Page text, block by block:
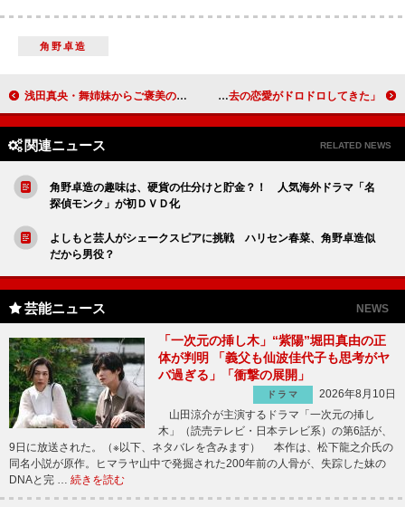
角野卓造
浅田真央・舞姉妹からご褒美のキス 「仲のいい親友みたいな感じ」 演出家・錦織一清、灰皿投げた！？ 「過去の恋愛がドロドロしてきた」
関連ニュース RELATED NEWS
角野卓造の趣味は、硬貨の仕分けと貯金？！ 人気海外ドラマ「名
探偵モンク」が初ＤＶＤ化
よしもと芸人がシェークスピアに挑戦 ハリセン春菜、角野卓造似
だから男役？
芸能ニュース NEWS
「一次元の挿し木」“紫陽”堀田真由の正
体が判明 「義父も仙波佳代子も思考がヤ
バ過ぎる」「衝撃の展開」
ドラマ
2026年8月10日
山田涼介が主演するドラマ「一次元の挿し
木」（読売テレビ・日本テレビ系）の第6話が、
9日に放送された。（※以下、ネタバレを含みます） 本作は、松下龍之介氏の
同名小説が原作。ヒマラヤ山中で発掘された200年前の人骨が、失踪した妹の
DNAと完 … 続きを読む